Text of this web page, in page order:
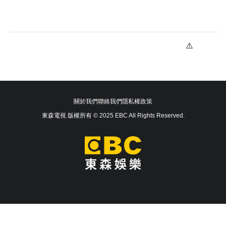
關於我們聯絡我們隱私權政策
東森電視 版權所有 © 2025 EBC All Rights Reserved.